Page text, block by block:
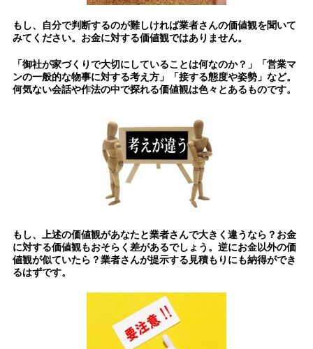
もし、自分で判断するのが難しければ業者さんの価値観を聞いて
みてください。お金に対する価値観ではありません。
「御社が家づくりで大切にしていることは何なのか？」「営業マ
ンの一般的な物事に対する考え方」「接する態度や姿勢」など。
何気ない会話や作法の中で探れる価値観は色々とあるものです。
もし、上述の価値観があなたと業者さんで大きく違うなら？お金
に対する価値観もおそらく差があるでしょう。逆にお金以外の価
値観が似ていたら？業者さんが提示する見積もりにも納得ができ
るはずです。